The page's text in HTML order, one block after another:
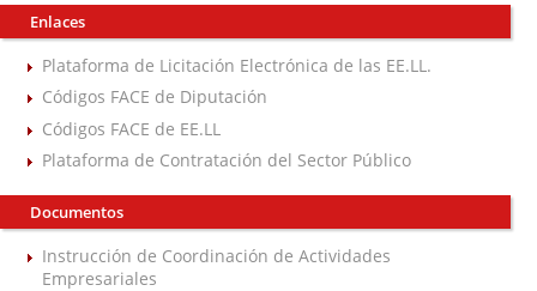
Enlaces
Plataforma de Licitación Electrónica de las EE.LL.
Códigos FACE de Diputación
Códigos FACE de EE.LL
Plataforma de Contratación del Sector Público
Documentos
Instrucción de Coordinación de Actividades
Empresariales